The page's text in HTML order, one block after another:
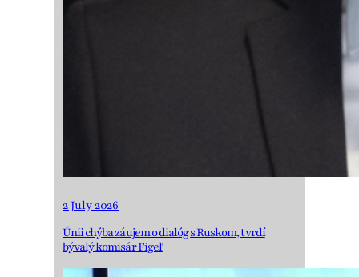
2 July 2026
Únii chýba záujem o dialóg s Ruskom, tvrdí
bývalý komisár Figeľ